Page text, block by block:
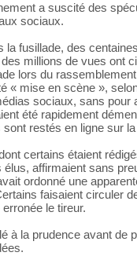
a suscité des
sociaux.
la fusillade, des
millions de vues ont
lors du
« mise en scène »,
sociaux, sans pour
été rapidement
restés en ligne sur
certains étaient
élus, affirmaient sans
ordonné une
faisaient circuler
le tireur.
à la prudence avant de